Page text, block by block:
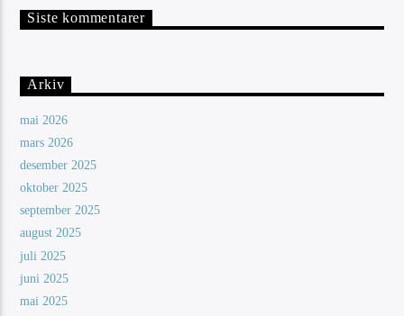
Siste kommentarer
Arkiv
mai 2026
mars 2026
desember 2025
oktober 2025
september 2025
august 2025
juli 2025
juni 2025
mai 2025